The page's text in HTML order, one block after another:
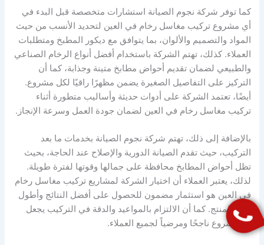
كما توفر شركة نجوم الصيانة استشارات متخصصة قبل البدء في
أي مشروع تركيب مغاسل رخام في العين لتحديد الأنسب من حيث
المواد والتصميم والألوان، بما يتوافق مع ديكور المطبخ ومتطلبات
العملاء. كذلك، تهتم الشركة باستخدام أفضل أنواع الرخام الصناعي
والطبيعي لضمان تقديم أحواض مطابخ متينة وجذابة، كما أن
التركيز على التفاصيل الصغيرة يضمن مظهرًا راقيًا لكل مشروع.
أيضًا، تعتمد الشركة على أدوات حديثة وأساليب متطورة أثناء
تركيب مغاسل رخام في العين لضمان جودة العمل وسرعة الإنجاز.
بالإضافة إلى ذلك، تهتم شركة نجوم الصيانة بخدمات ما بعد
التركيب، حيث تقدم الصيانة الدورية والإصلاح عند الحاجة، بحيث
تظل أحواض المطابخ محافظة على جمالها وقوتها لفترة طويلة.
لذلك، يعتبر العملاء أن اختيار الشركة لمشاريع تركيب مغاسل رخام
في العين هو استثمار مضمون للحصول على أفضل النتائج وأطول
عمر للمنتج. كما أن الالتزام بالمواعيد والدقة في التركيب يجعل
كل مشروع ناجحًا ومرضياً لجميع العملاء.